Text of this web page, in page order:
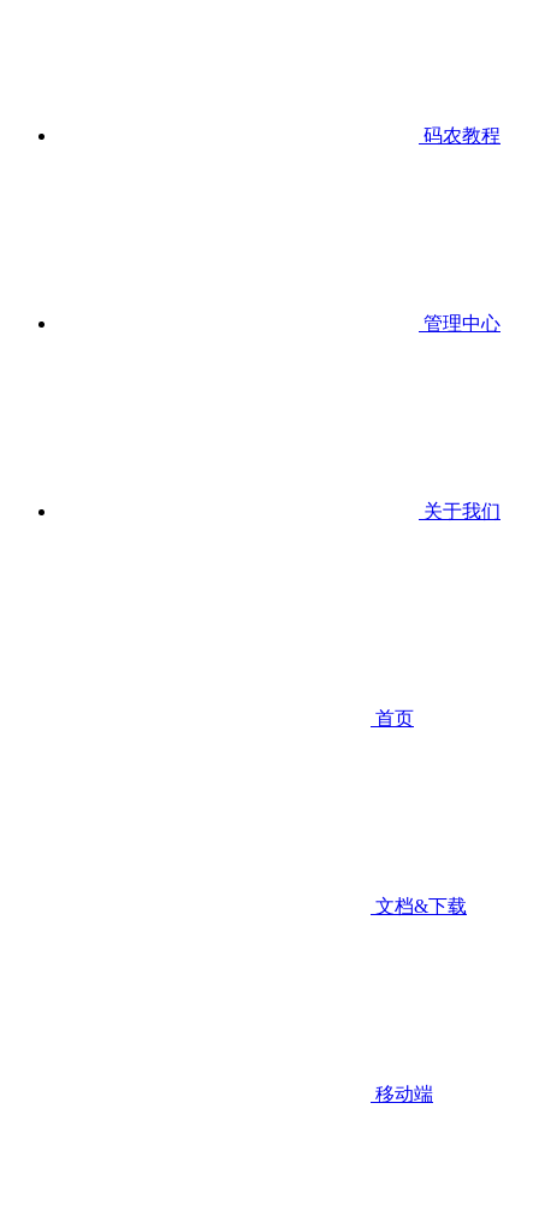
码农教程
管理中心
关于我们
首页
文档&下载
移动端